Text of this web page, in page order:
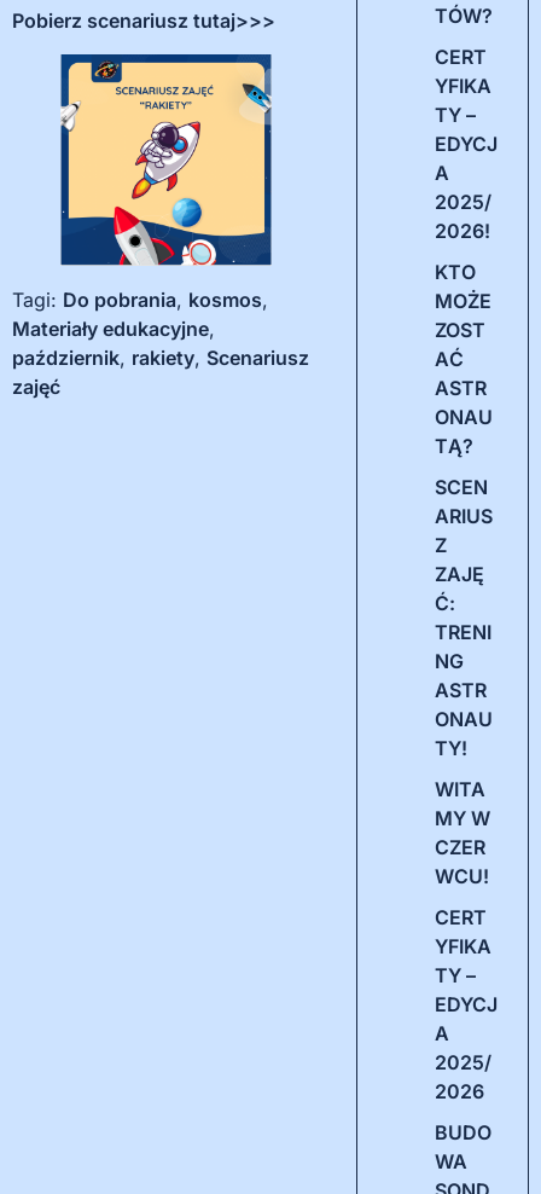
Pobierz scenariusz tutaj>>>
Tagi: Do pobrania, kosmos,
Materiały edukacyjne,
październik, rakiety, Scenariusz
zajęć
TÓW?
CERT
YFIKA
TY –
EDYCJ
A
2025/
2026!
KTO
MOŻE
ZOST
AĆ
ASTR
ONAU
TĄ?
SCEN
ARIUS
Z
ZAJĘ
Ć:
TRENI
NG
ASTR
ONAU
TY!
WITA
MY W
CZER
WCU!
CERT
YFIKA
TY –
EDYCJ
A
2025/
2026
BUDO
WA